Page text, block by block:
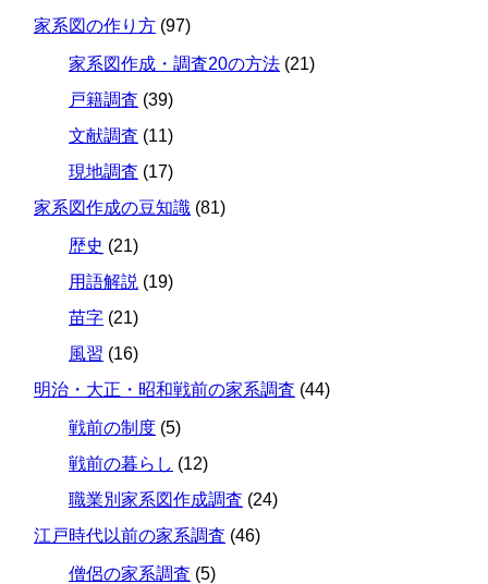
家系図の作り方 (97)
家系図作成・調査20の方法 (21)
戸籍調査 (39)
文献調査 (11)
現地調査 (17)
家系図作成の豆知識 (81)
歴史 (21)
用語解説 (19)
苗字 (21)
風習 (16)
明治・大正・昭和戦前の家系調査 (44)
戦前の制度 (5)
戦前の暮らし (12)
職業別家系図作成調査 (24)
江戸時代以前の家系調査 (46)
僧侶の家系調査 (5)